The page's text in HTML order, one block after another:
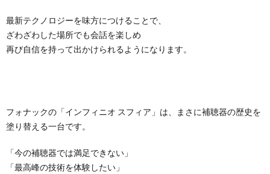
最新テクノロジーを味方につけることで、
ざわざわした場所でも会話を楽しめ
再び自信を持って出かけられるようになります。
フォナックの「インフィニオ スフィア」は、まさに補聴器の歴史を
塗り替える一台です。
「今の補聴器では満足できない」
「最高峰の技術を体験したい」